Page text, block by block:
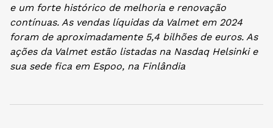
e um forte histórico de melhoria e renovação
contínuas. As vendas líquidas da Valmet em 2024
foram de aproximadamente 5,4 bilhões de euros. As
ações da Valmet estão listadas na Nasdaq Helsinki e
sua sede fica em Espoo, na Finlândia